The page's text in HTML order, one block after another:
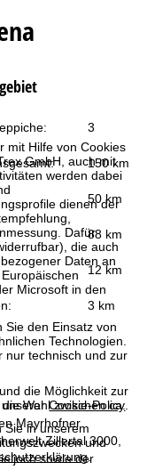
mit Hilfe von Cookies
GmbH, auch mit
werden dabei
dienen der
Dafür
die auch
Daten an
Microsoft in den
Sie den Einsatz von
Technologien.
nur technisch und zur
die Möglichkeit zur
unsererCookie-Policy
Sie in unserem
und
.
3
150 km
50 km
88 km
12 km
3 km
Wahl zwischen ca.
Mayrhofner
Zillertal 3000,
sowie der